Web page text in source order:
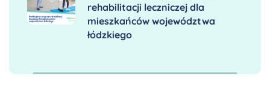
rehabilitacji leczniczej dla
mieszkańców województwa
łódzkiego